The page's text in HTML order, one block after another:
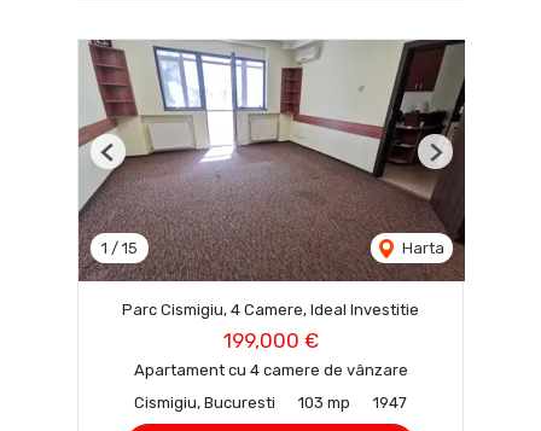
1 / 15 Harta
Previous Next
Parc Cismigiu, 4 Camere, Ideal Investitie
199,000 €
Apartament cu 4 camere de vânzare
Cismigiu, Bucuresti
103 mp 1947